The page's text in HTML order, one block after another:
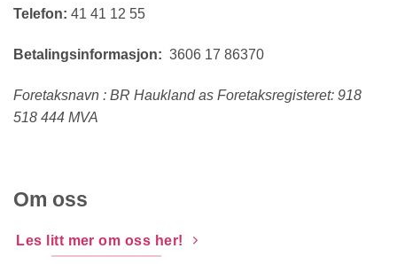
Telefon: 41 41 12 55
Betalingsinformasjon: 3606 17 86370
Foretaksnavn : BR Haukland as Foretaksregisteret: 918
518 444 MVA
Om oss
Les litt mer om oss her!